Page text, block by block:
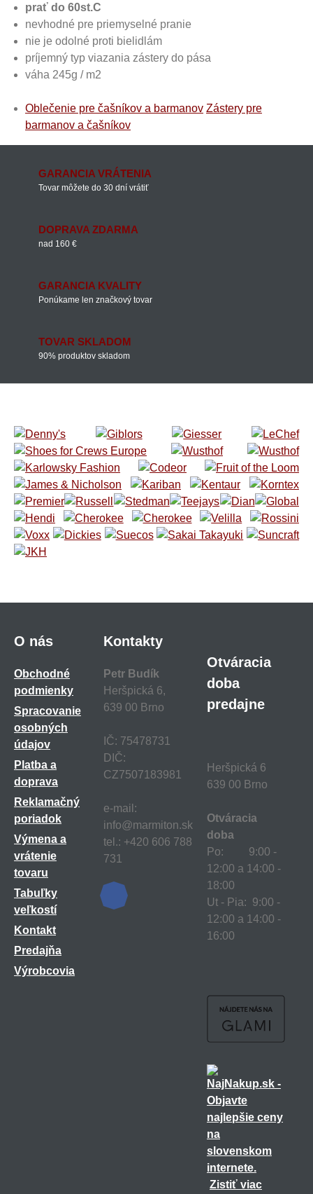
prať do 60st.C
nevhodné pre priemyselné pranie
nie je odolné proti bielidlám
príjemný typ viazania zástery do pása
váha 245g / m2
Oblečenie pre čašníkov a barmanov Zástery pre
barmanov a čašníkov
GARANCIA VRÁTENIA
Tovar môžete do 30 dní vrátiť
DOPRAVA ZDARMA
nad 160 €
GARANCIA KVALITY
Ponúkame len značkový tovar
TOVAR SKLADOM
90% produktov skladom
O nás
Obchodné
podmienky
Spracovanie
osobných
údajov
Platba a
doprava
Reklamačný
poriadok
Výmena a
vrátenie
tovaru
Tabuľky
veľkostí
Kontakt
Predajňa
Výrobcovia
Kontakty
Petr Budík
Heršpická 6,
639 00 Brno
IČ: 75478731
DIČ:
CZ7507183981
e-mail:
info@marmiton.sk
tel.: +420 606 788
731
Otváracia
doba
predajne
Heršpická 6
639 00 Brno
Otváracia
doba
Po: 9:00 -
12:00 a 14:00 -
18:00
Ut - Pia: 9:00 -
12:00 a 14:00 -
16:00
Zistiť viac